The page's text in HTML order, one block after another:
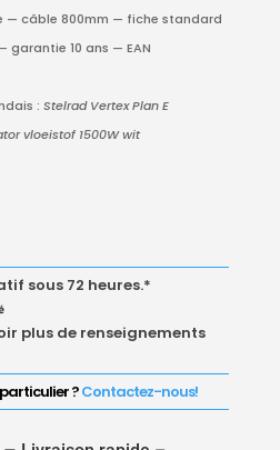
— câble 800mm — fiche standard
garantie 10 ans — EAN
: Stelrad Vertex Plan E
vloeistof 1500W wit
sous 72 heures.*
plus de renseignements
?Contactez-nous!